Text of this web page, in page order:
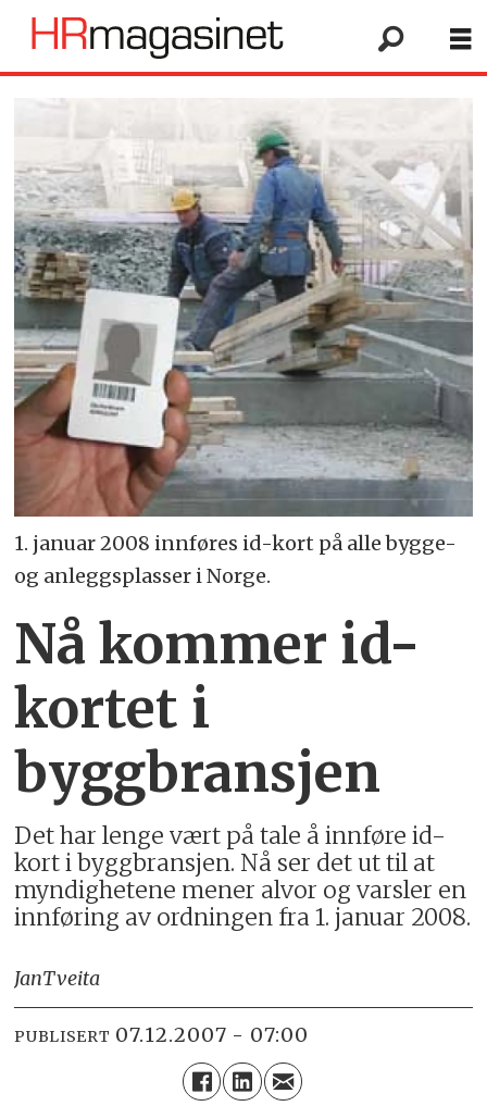
1. januar 2008 innføres id-kort på alle bygge-
og anleggsplasser i Norge.
Nå kommer id-
kortet i
byggbransjen
Det har lenge vært på tale å innføre id-
kort i byggbransjen. Nå ser det ut til at
myndighetene mener alvor og varsler en
innføring av ordningen fra 1. januar 2008.
JanTveita
PUBLISERT 07.12.2007 - 07:00